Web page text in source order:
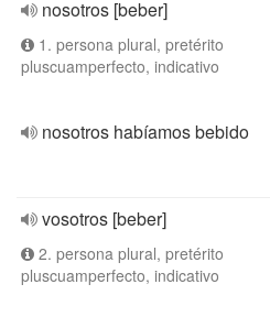
nosotros [beber]
1. persona plural, pretérito
pluscuamperfecto, indicativo
nosotros habíamos bebido
vosotros [beber]
2. persona plural, pretérito
pluscuamperfecto, indicativo